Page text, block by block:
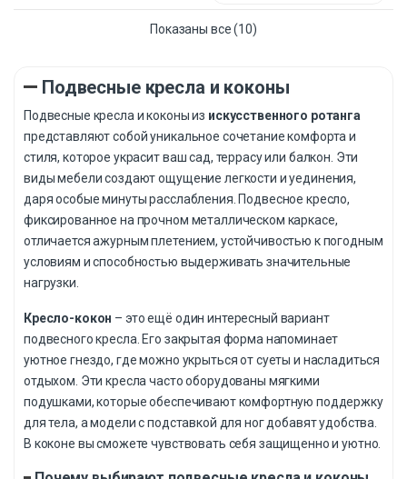
Показаны все (10)
Подвесные кресла и коконы
Подвесные кресла и коконы из искусственного ротанга
представляют собой уникальное сочетание комфорта и
стиля, которое украсит ваш сад, террасу или балкон. Эти
виды мебели создают ощущение легкости и уединения,
даря особые минуты расслабления. Подвесное кресло,
фиксированное на прочном металлическом каркасе,
отличается ажурным плетением, устойчивостью к погодным
условиям и способностью выдерживать значительные
нагрузки.
Кресло-кокон – это ещё один интересный вариант
подвесного кресла. Его закрытая форма напоминает
уютное гнездо, где можно укрыться от суеты и насладиться
отдыхом. Эти кресла часто оборудованы мягкими
подушками, которые обеспечивают комфортную поддержку
для тела, а модели с подставкой для ног добавят удобства.
В коконе вы сможете чувствовать себя защищенно и уютно.